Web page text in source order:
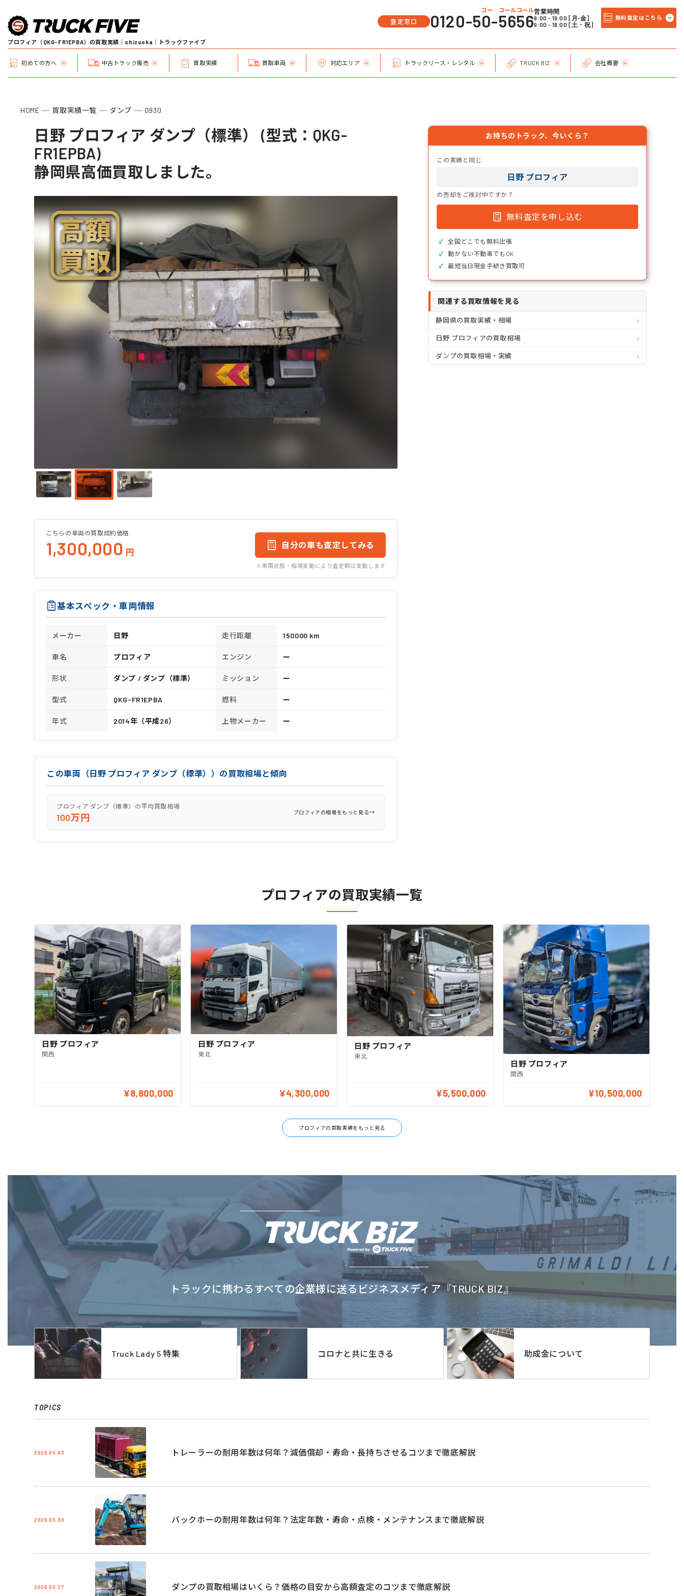
プロフィア（QKG-FR1EPBA）の買取実績｜shizuoka｜トラックファイブ
査定窓口
ゴー コールコール
0120-50-5656営業時間
9:00 - 19:00 [月-金]
9:00 - 18:00 [土・祝]
無料査定はこちら
初めての方へ 中古トラック販売 買取実績 買取車両 対応エリア トラックリース・レンタル TRUCK BIZ 会社概要
HOME 買取実績一覧 ダンプ 0930
日野 プロフィア ダンプ（標準） (型式：QKG-
FR1EPBA)
静岡県高価買取しました。
こちらの車両の買取成約価格
1,300,000 円
自分の車も査定してみる
※車両状態・相場変動により査定額は変動します
基本スペック・車両情報
メーカー 日野 走行距離 150000 km
車名 プロフィア エンジン ー
形状 ダンプ / ダンプ（標準） ミッション ー
型式 QKG-FR1EPBA 燃料 ー
年式 2014年（平成26） 上物メーカー ー
この車両（日野 プロフィア ダンプ（標準））の買取相場と傾向
プロフィア ダンプ（標準）の平均買取相場
100万円 プロフィアの相場をもっと見る→
お持ちのトラック、今いくら？
この実績と同じ
日野 プロフィア
の売却をご検討中ですか？
無料査定を申し込む
全国どこでも無料出張
動かない不動車でもOK
最短当日現金手続き買取可
関連する買取情報を見る
静岡県の買取実績・相場
日野 プロフィアの買取相場
ダンプの買取相場・実績
プロフィアの買取実績一覧
日野 プロフィア
関西
¥8,800,000
日野 プロフィア
東北
¥4,300,000
日野 プロフィア
東北
¥5,500,000
日野 プロフィア
関西
¥10,500,000
プロフィアの買取実績をもっと見る
トラックに携わるすべての企業様に送るビジネスメディア『TRUCK BIZ』
Truck Lady 5 特集 コロナと共に生きる 助成金について
TOPICS
2026.04.03 トレーラーの耐用年数は何年？減価償却・寿命・長持ちさせるコツまで徹底解説
2026.03.30 バックホーの耐用年数は何年？法定年数・寿命・点検・メンテナンスまで徹底解説
2026.03.27 ダンプの買取相場はいくら？価格の目安から高額査定のコツまで徹底解説